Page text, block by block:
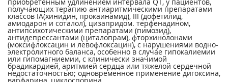
получающих терапию антиаритмическими препаратами
классов IА(хинидин, прокаинамид), III (дофетилид,
амиодарон и соталол), цизапридом. терфенадином,
антипсихотическими препаратами (пимозид),
антидепрессантами (циталопрам), фторхинолонами
(моксифлоксацин и левофлоксацин), с нарушениями водно-
электролитного баланса, особенно в случае гипокалиемии
или гипомагниемии, с клинически значимой
брадикардией, аритмией сердца или тяжелой сердечной
недостаточностью; одновременное применение дигоксина,